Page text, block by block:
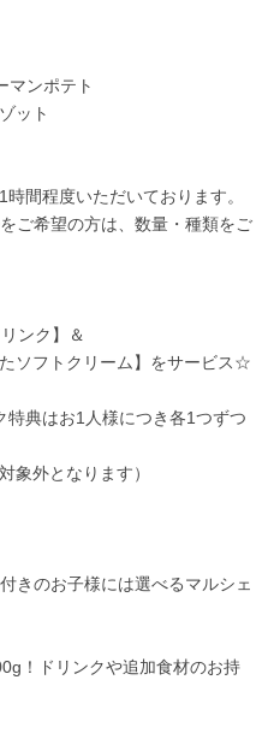
マンポテト
ット
間程度いただいております。
希望の方は、数量・種類をご
ンク】＆
フトクリーム】をサービス☆
典はお1人様につき各1つずつ
外となります）
きのお子様には選べるマルシェ
！ドリンクや追加食材のお持